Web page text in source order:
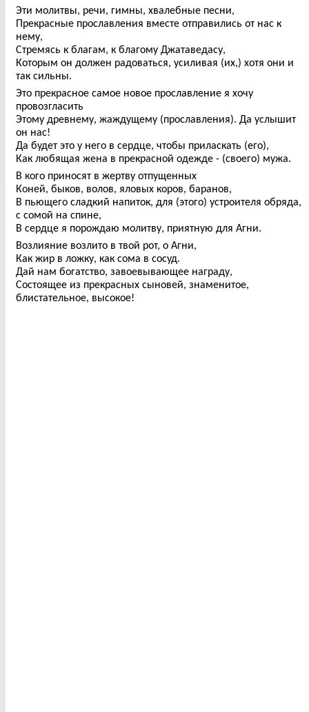
Эти молитвы, речи, гимны, хвалебные песни,
Прекрасные прославления вместе отправились от нас к
нему,
Стремясь к благам, к благому Джатаведасу,
Которым он должен радоваться, усиливая (их,) хотя они и
так сильны.
Это прекрасное самое новое прославление я хочу
провозгласить
Этому древнему, жаждущему (прославления). Да услышит
он нас!
Да будет это у него в сердце, чтобы приласкать (его),
Как любящая жена в прекрасной одежде - (своего) мужа.
В кого приносят в жертву отпущенных
Коней, быков, волов, яловых коров, баранов,
В пьющего сладкий напиток, для (этого) устроителя обряда,
с сомой на спине,
В сердце я порождаю молитву, приятную для Агни.
Возлияние возлито в твой рот, о Агни,
Как жир в ложку, как сома в сосуд.
Дай нам богатство, завоевывающее награду,
Состоящее из прекрасных сыновей, знаменитое,
блистательное, высокое!